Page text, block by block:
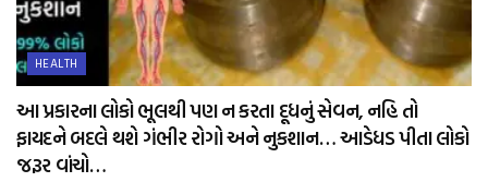
HEALTH
આ પ્રકારના લોકો ભૂલથી પણ ન કરતા દૂધનું સેવન, નહિ તો
ફાયદને બદલે થશે ગંભીર રોગો અને નુકશાન… આડેધડ પીતા લોકો
જરૂર વાંચો…